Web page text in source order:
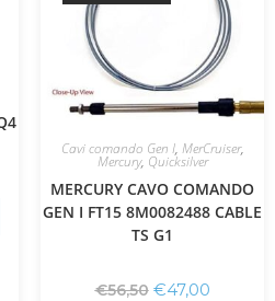
Cavi comando Gen I, MerCruiser,
Mercury, Quicksilver
MERCURY CAVO COMANDO
GEN I FT15 8M0082488 CABLE
TS G1
€56,50 €47,00